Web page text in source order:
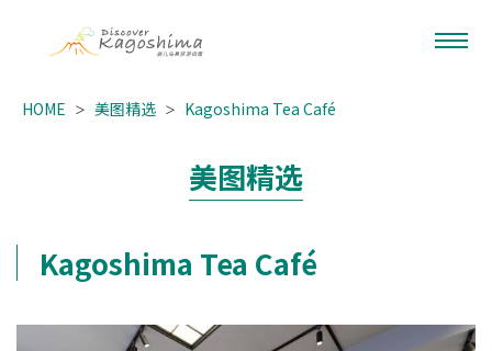
HOME 美图精选 Kagoshima Tea Café
美图精选
Kagoshima Tea Café